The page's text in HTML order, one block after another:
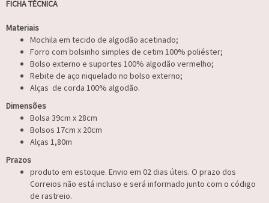
FICHA TÉCNICA
Materiais
Mochila em tecido de algodão acetinado;
Forro com bolsinho simples de cetim 100% poliéster;
Bolso externo e suportes 100% algodão vermelho;
Rebite de aço niquelado no bolso externo;
Alças de corda 100% algodão.
Dimensões
Bolsa 39cm x 28cm
Bolsos 17cm x 20cm
Alças 1,80m
Prazos
produto em estoque. Envio em 02 dias úteis. O prazo dos
Correios não está incluso e será informado junto com o código
de rastreio.